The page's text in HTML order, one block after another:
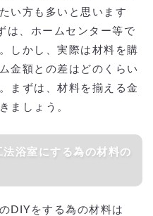
い方も多いと思います
は、ホームセンター等で
しかし、実際は材料を購
金額との差はどのくらい
まずは、材料を揃える金
ましょう。
DIYをする為の材料は